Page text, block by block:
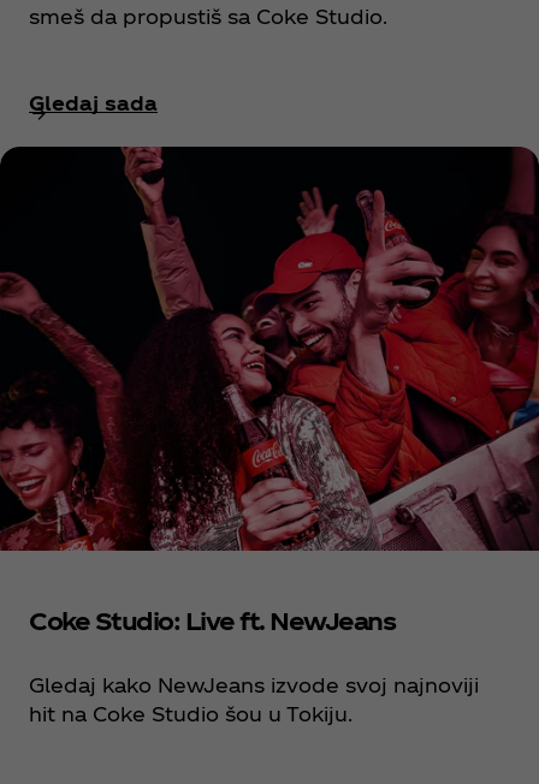
smeš da propustiš sa Coke Studio.
Gledaj sada
Coke Studio: Live ft. NewJeans
Gledaj kako NewJeans izvode svoj najnoviji
hit na Coke Studio šou u Tokiju.